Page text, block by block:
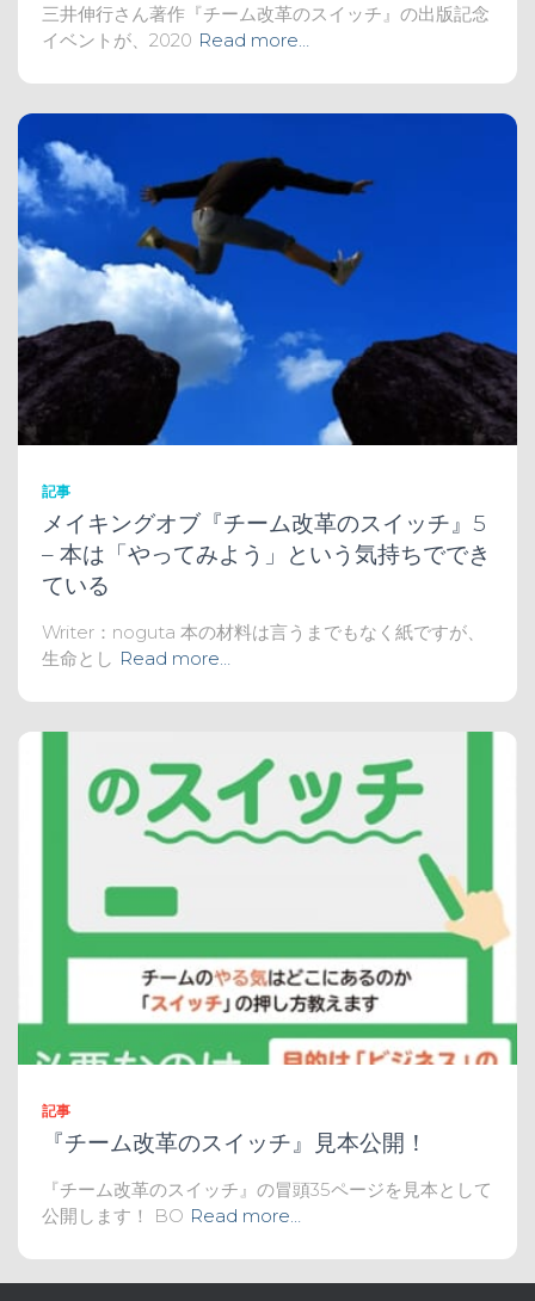
三井伸行さん著作『チーム改革のスイッチ』の出版記念
イベントが、2020 Read more…
記事
メイキングオブ『チーム改革のスイッチ』5
– 本は「やってみよう」という気持ちででき
ている
Writer：noguta 本の材料は言うまでもなく紙ですが、
生命とし Read more…
記事
『チーム改革のスイッチ』見本公開！
『チーム改革のスイッチ』の冒頭35ページを見本として
公開します！ BO Read more…